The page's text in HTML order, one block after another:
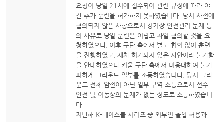
요청이 당일 21시에 접수되어 관련 규정에 따라 야
간 추가 훈련을 허가하지 못하였습니다. 당시 사전에
협의되지 않은 사항으로서 경기장 안전관리 문제 등
의 사유로 당일 훈련은 어렵고 차일 협의할 것을 요
청하였으나, 이후 구단 측에서 별도 협의 없이 훈련
을 진행하였고, 재차 허가되지 않은 사안이라 불가함
을 안내하였으나 키움 구단 측에서 미응대하여 불가
피하게 그라운드 일부를 소등하였습니다. 당시 그라
운드 전체 암전이 아닌 일부 구역 소등으로서 선수
안전 및 이동상의 문제가 없는 정도로 소등하였습니
다.
지난해 K-베이스볼 시리즈 중 외부인 출입 허용과